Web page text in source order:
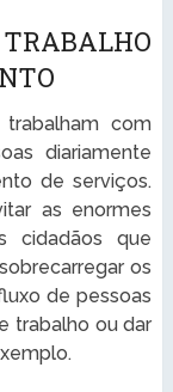
com
diariamente
de serviços.
as enormes
cidadãos que
os
de pessoas
trabalho ou dar